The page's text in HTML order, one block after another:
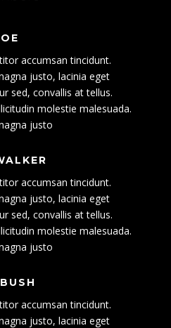
accumsan tincidunt.
justo, lacinia eget
sed, convallis at tellus.
molestie malesuada.
justo
accumsan tincidunt.
justo, lacinia eget
sed, convallis at tellus.
molestie malesuada.
justo
accumsan tincidunt.
justo, lacinia eget